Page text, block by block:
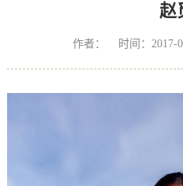
赵
作者： 时间：